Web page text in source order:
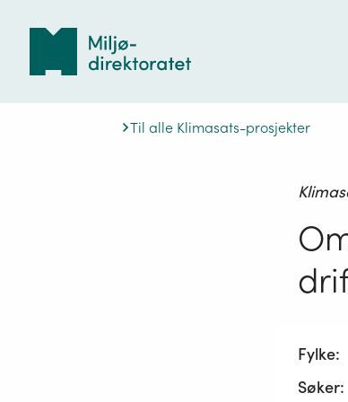
Til alle Klimasats-prosjekter
Fylke:
Søker: